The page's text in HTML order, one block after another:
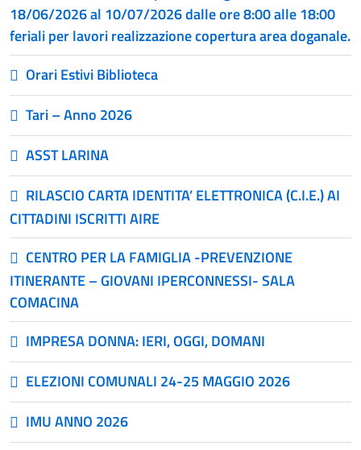
18/06/2026 al 10/07/2026 dalle ore 8:00 alle 18:00
feriali per lavori realizzazione copertura area doganale.
Orari Estivi Biblioteca
Tari – Anno 2026
ASST LARINA
RILASCIO CARTA IDENTITA’ ELETTRONICA (C.I.E.) AI
CITTADINI ISCRITTI AIRE
CENTRO PER LA FAMIGLIA -PREVENZIONE
ITINERANTE – GIOVANI IPERCONNESSI- SALA
COMACINA
IMPRESA DONNA: IERI, OGGI, DOMANI
ELEZIONI COMUNALI 24-25 MAGGIO 2026
IMU ANNO 2026